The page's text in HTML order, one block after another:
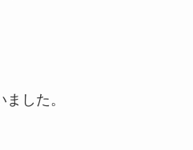
した。